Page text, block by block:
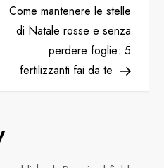
Post
Come mantenere le stelle
di Natale rosse e senza
perdere foglie: 5
fertilizzanti fai da te